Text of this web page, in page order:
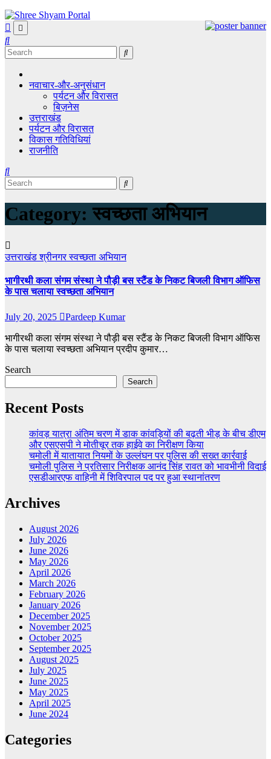
Skip
to
content
नवाचार-और-अनुसंधान
पर्यटन और विरासत
बिज़नेस
उत्तराखंड
पर्यटन और विरासत
विकास गतिविधियां
राजनीति
Category: स्वच्छता अभियान
उत्तराखंडश्रीनगरस्वच्छता अभियान
भागीरथी कला संगम संस्था ने पौड़ी बस स्टैंड के निकट बिजली विभाग ऑफिस
के पास चलाया स्वच्छता अभियान
July 20, 2025 Pardeep Kumar
भागीरथी कला संगम संस्था ने पौड़ी बस स्टैंड के निकट बिजली विभाग ऑफिस
के पास चलाया स्वच्छता अभियान प्रदीप कुमार…
Search
Search
Recent Posts
कांवड़ यात्रा अंतिम चरण में डाक कांवड़ियों की बढ़ती भीड़ के बीच डीएम
और एसएसपी ने मोतीचूर तक हाईवे का निरीक्षण किया
चमोली में यातायात नियमों के उल्लंघन पर पुलिस की सख्त कार्रवाई
चमोली पुलिस ने प्रतिसार निरीक्षक आनंद सिंह रावत को भावभीनी विदाई
एसडीआरएफ वाहिनी में शिविरपाल पद पर हुआ स्थानांतरण
Archives
August 2026
July 2026
June 2026
May 2026
April 2026
March 2026
February 2026
January 2026
December 2025
November 2025
October 2025
September 2025
August 2025
July 2025
June 2025
May 2025
April 2025
June 2024
Categories